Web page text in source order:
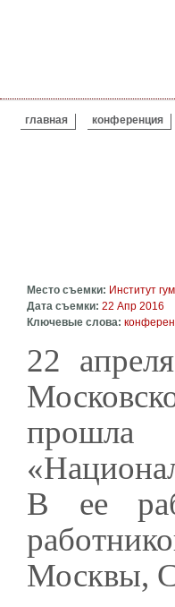
ВЫ ЗДЕСЬ
главная конференция
Место съемки: Институт
Дата съемки: 22 Апр 2016
Ключевые слова:
22
прошла
В ее
Москвы,